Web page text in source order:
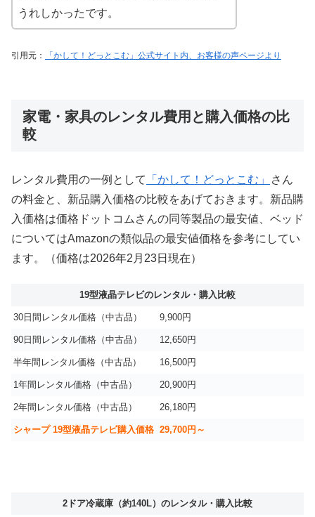
うれしかったです。
引用元： 「かして！どっとこむ」公式サイト内、お客様の声ページより
家電・家具のレンタル費用と購入価格の比
較
レンタル費用の一例として 「かして！どっとこむ」
さん
の料金と、新品購入価格の比較をあげておきます。新品購
入価格は価格ドットコムさんの同等製品の最安値、ベッド
についてはAmazonの類似品の最安値価格を参考にしてい
ます。（価格は2026年2月23日現在）
19型液晶テレビのレンタル・購入比較
30日間レンタル価格（中古品） 9,900円
90日間レンタル価格（中古品） 12,650円
半年間レンタル価格（中古品） 16,500円
1年間レンタル価格（中古品） 20,900円
2年間レンタル価格（中古品） 26,180円
シャープ 19型液晶テレビ購入価格 29,700円～
2ドア冷蔵庫（約140L）のレンタル・購入比較